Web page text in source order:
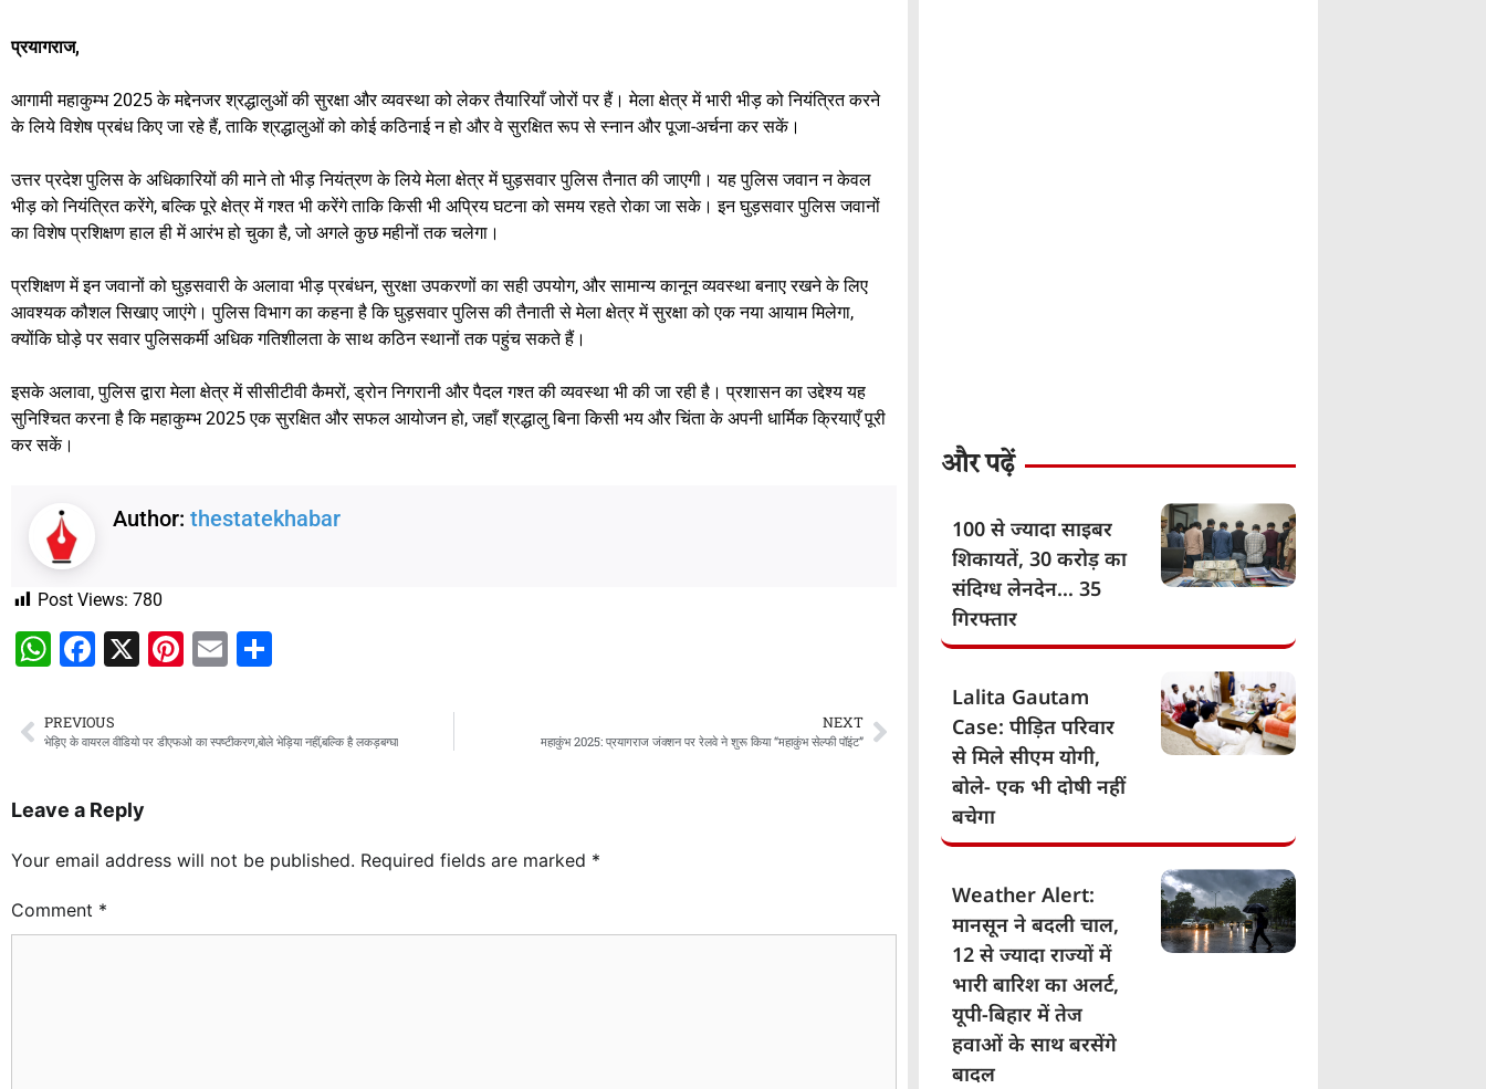
प्रयागराज,
आगामी महाकुम्भ 2025 के मद्देनजर श्रद्धालुओं की सुरक्षा और व्यवस्था को लेकर तैयारियाँ जोरों पर हैं। मेला क्षेत्र में भारी भीड़ को नियंत्रित करने
के लिये विशेष प्रबंध किए जा रहे हैं, ताकि श्रद्धालुओं को कोई कठिनाई न हो और वे सुरक्षित रूप से स्नान और पूजा-अर्चना कर सकें।
उत्तर प्रदेश पुलिस के अधिकारियों की माने तो भीड़ नियंत्रण के लिये मेला क्षेत्र में घुड़सवार पुलिस तैनात की जाएगी। यह पुलिस जवान न केवल
भीड़ को नियंत्रित करेंगे, बल्कि पूरे क्षेत्र में गश्त भी करेंगे ताकि किसी भी अप्रिय घटना को समय रहते रोका जा सके। इन घुड़सवार पुलिस जवानों
का विशेष प्रशिक्षण हाल ही में आरंभ हो चुका है, जो अगले कुछ महीनों तक चलेगा।
प्रशिक्षण में इन जवानों को घुड़सवारी के अलावा भीड़ प्रबंधन, सुरक्षा उपकरणों का सही उपयोग, और सामान्य कानून व्यवस्था बनाए रखने के लिए
आवश्यक कौशल सिखाए जाएंगे। पुलिस विभाग का कहना है कि घुड़सवार पुलिस की तैनाती से मेला क्षेत्र में सुरक्षा को एक नया आयाम मिलेगा,
क्योंकि घोड़े पर सवार पुलिसकर्मी अधिक गतिशीलता के साथ कठिन स्थानों तक पहुंच सकते हैं।
इसके अलावा, पुलिस द्वारा मेला क्षेत्र में सीसीटीवी कैमरों, ड्रोन निगरानी और पैदल गश्त की व्यवस्था भी की जा रही है। प्रशासन का उद्देश्य यह
सुनिश्चित करना है कि महाकुम्भ 2025 एक सुरक्षित और सफल आयोजन हो, जहाँ श्रद्धालु बिना किसी भय और चिंता के अपनी धार्मिक क्रियाएँ पूरी
कर सकें।
Author: thestatekhabar
Post Views: 780
WhatsApp
Facebook
X Pinterest
Email
PREVIOUS
भेड़िए के वायरल वीडियो पर डीएफओ का स्पष्टीकरण,बोले भेड़िया नहीं,बल्कि है लकड़बग्घा
NEXT
महाकुंभ 2025: प्रयागराज जंक्शन पर रेलवे ने शुरू किया “महाकुंभ सेल्फी पॉइंट”
Leave a Reply
Your email address will not be published. Required fields are marked *
Comment *
और पढ़ें
100 से ज्यादा साइबर
शिकायतें, 30 करोड़ का
संदिग्ध लेनदेन… 35
गिरफ्तार
Lalita Gautam
Case: पीड़ित परिवार
से मिले सीएम योगी,
बोले- एक भी दोषी नहीं
बचेगा
Weather Alert:
मानसून ने बदली चाल,
12 से ज्यादा राज्यों में
भारी बारिश का अलर्ट,
यूपी-बिहार में तेज
हवाओं के साथ बरसेंगे
बादल